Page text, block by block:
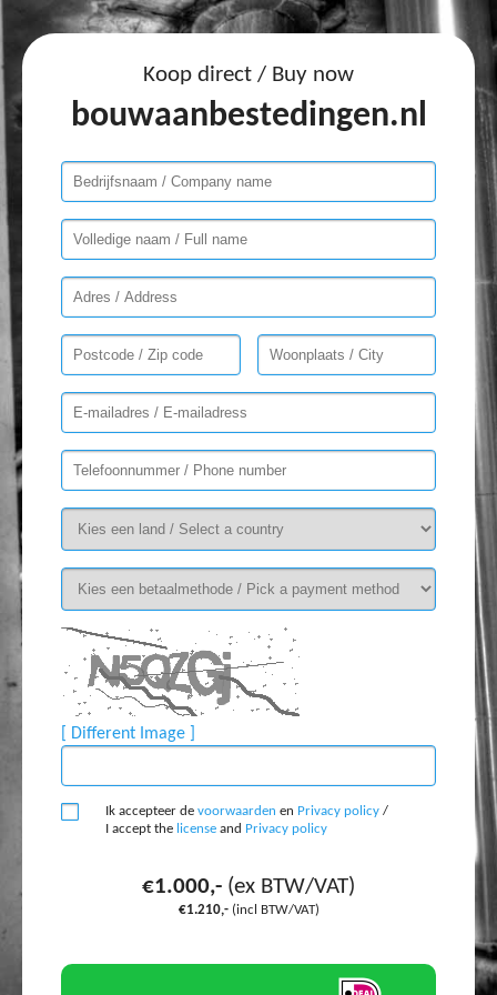
Koop direct / Buy now
bouwaanbestedingen.nl
[ Different Image ]
Ik accepteer de voorwaarden en Privacy policy /
I accept the license and Privacy policy
€1.000,- (ex BTW/VAT)
€1.210,-(incl BTW/VAT)